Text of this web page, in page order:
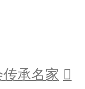
承名家 󰊒